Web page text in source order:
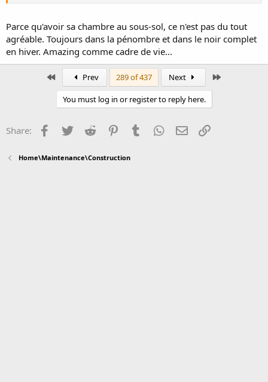
Parce qu'avoir sa chambre au sous-sol, ce n'est pas du tout
agréable. Toujours dans la pénombre et dans le noir complet
en hiver. Amazing comme cadre de vie...
Prev 289 of 437 Next
You must log in or register to reply here.
Share: Facebook
Twitter Reddit PinterestTumblr WhatsApp
Email
Home\Maintenance\Construction